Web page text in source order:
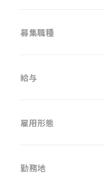
募集職種
給与
雇用形態
勤務地